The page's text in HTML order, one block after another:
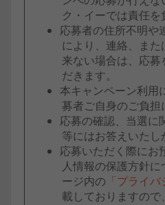
ク・イーでは責任を
応募者の住所不明や
により、連絡、ま
来ない場合は、応
だきます。
本キャンペーン利用
募者ご自身のご負担
応募の確認、当選に
等にはお答えいたし
応募いただく際にお
人情報の保護方針
ージ内の 「プライ
載しておりますので